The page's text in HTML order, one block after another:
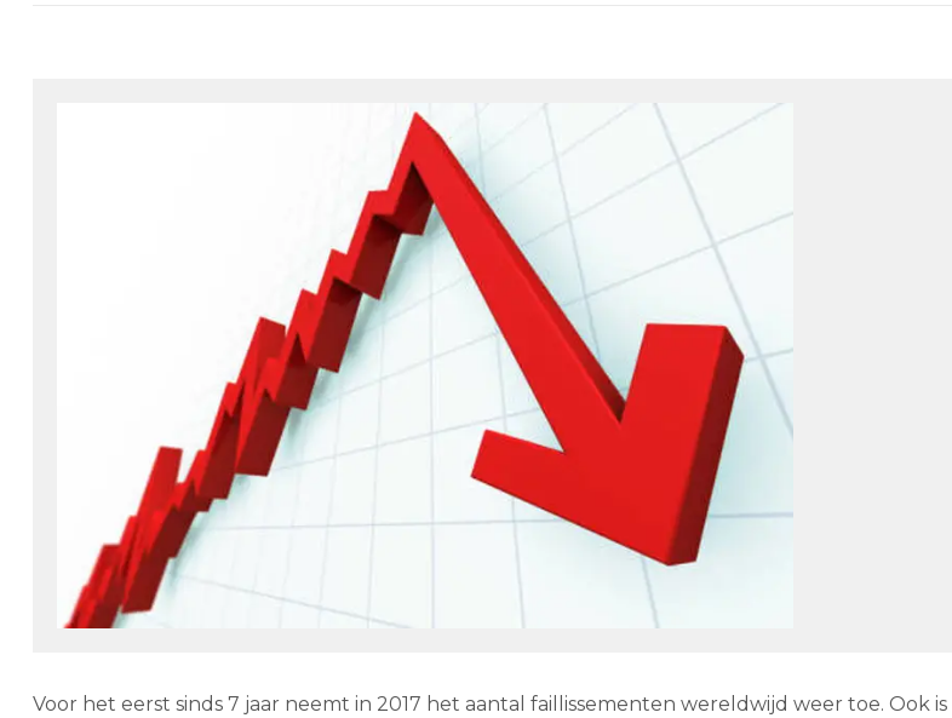
Voor het eerst sinds 7 jaar neemt in 2017 het aantal faillissementen wereldwijd weer toe. Ook